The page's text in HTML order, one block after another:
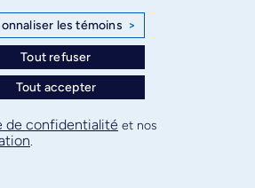
les témoins >
Tout refuser
Tout accepter
de confidentialité et nos
.